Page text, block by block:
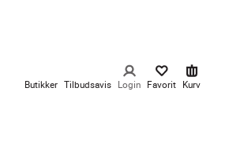
Butikker Tilbudsavis Login Favorit Kurv